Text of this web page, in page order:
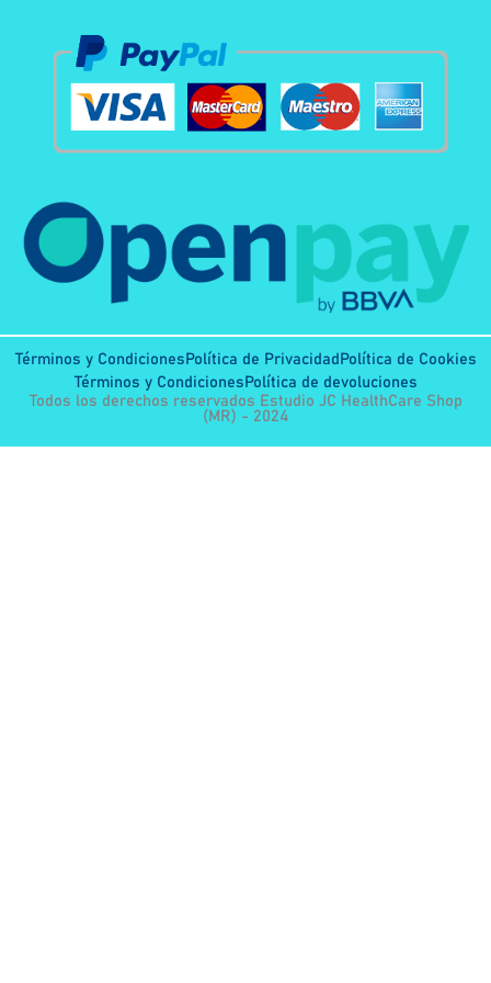
Términos y Condiciones Política de Privacidad Política de Cookies
Términos y Condiciones Política de devoluciones
Todos los derechos reservados Estudio JC HealthCare Shop
(MR) - 2024